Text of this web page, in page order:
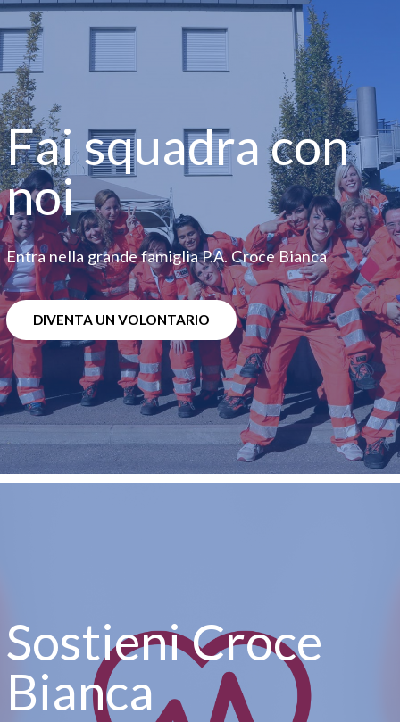
Fai squadra con
noi
Entra nella grande famiglia P.A. Croce Bianca
DIVENTA UN VOLONTARIO
Sostieni Croce
Bianca